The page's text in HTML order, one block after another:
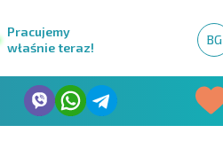
Pracujemy
właśnie teraz!
BG